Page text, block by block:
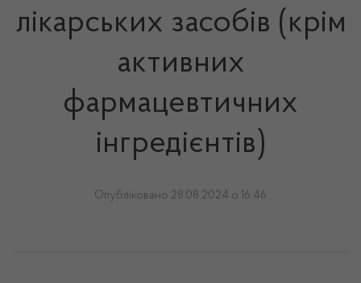
лікарських засобів (крім
активних
фармацевтичних
інгредієнтів)
Опубліковано 28.08.2024 о 16:46